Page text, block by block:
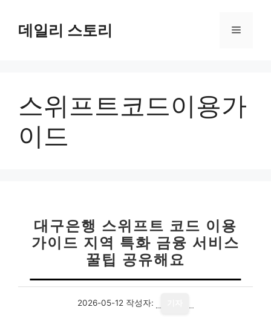
데일리 스토리 메
스위프트코드이용가
이드
대구은행 스위프트 코드 이용
가이드 지역 특화 금융 서비스
꿀팁 공유해요
2026-05-12 작성자: